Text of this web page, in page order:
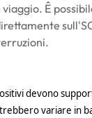
Ê
devono
variare in